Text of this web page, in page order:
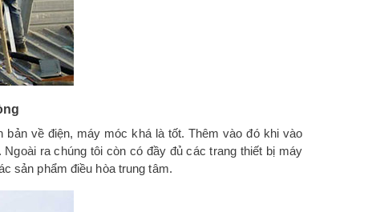
về điện, máy móc khá là tốt. Thêm vào đó khi vào
ra chúng tôi còn có đầy đủ các trang thiết bị máy
sản phẩm điều hòa trung tâm.